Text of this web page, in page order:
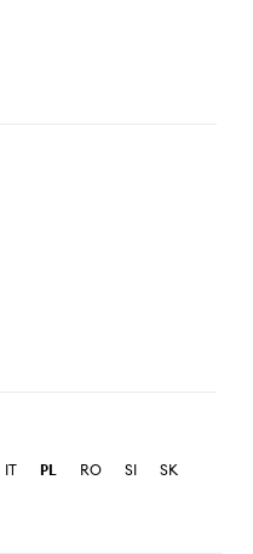
IT PL RO SI
SK